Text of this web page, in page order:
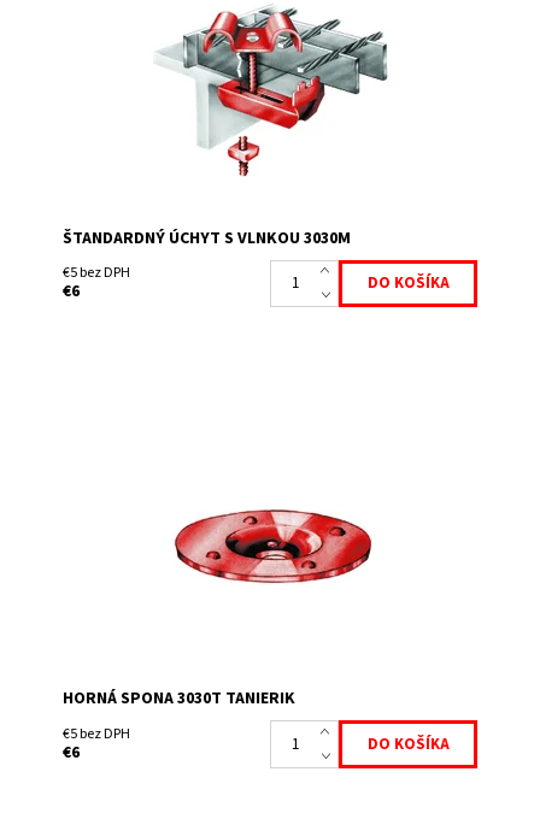
namontovať zhora cez oko roštu. Súčasťou dodávky je
spona, skrutka M 8x60, matice a podložka
Skladem
ŠTANDARDNÝ ÚCHYT S VLNKOU 3030M
€5 bez DPH
€6
Skladem
HORNÁ SPONA 3030T TANIERIK
€5 bez DPH
€6